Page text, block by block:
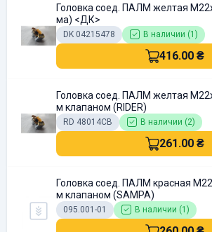
Головка соед. ПАЛМ желтая
ма) <ДК>
DK 04215478 В наличии (1)
416.00 ₴
Головка соед. ПАЛМ желтая
м клапаном (RIDER)
RD 48014CB В наличии (2)
261.00 ₴
Головка соед. ПАЛМ красная
м клапаном (SAMPA)
095.001-01 В наличии (1)